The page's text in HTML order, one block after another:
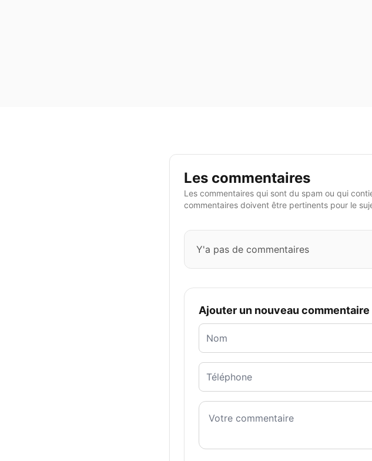
Les commentaires
Les commentaires qui sont du spam ou qui
commentaires doivent être pertinents pour le
Y'a pas de commentaires
Ajouter un nouveau commentaire